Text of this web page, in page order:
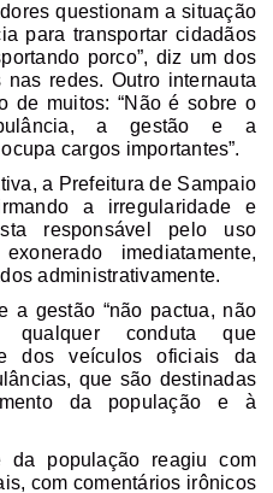
questionam a situação
para transportar cidadãos
porco”, diz um dos
nas redes. Outro internauta
de muitos: “Não é sobre o
a gestão e a
cargos importantes”.
a Prefeitura de Sampaio
a irregularidade e
responsável pelo uso
exonerado imediatamente,
administrativamente.
a gestão “não pactua, não
conduta que
dos veículos oficiais da
que são destinadas
da população e à
da população reagiu com
com comentários irônicos